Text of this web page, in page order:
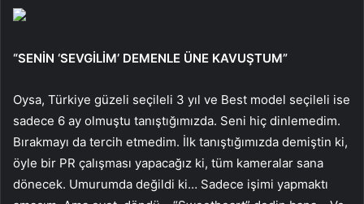
“SENİN ‘SEVGİLİM’ DEMENLE ÜNE KAVUŞTUM”
Oysa, Türkiye güzeli seçileli 3 yıl ve Best model seçileli ise
sadece 6 ay olmuştu tanıştığımızda. Seni hiç dinlemedim.
Bırakmayı da tercih etmedim. İlk tanıştığımızda demiştin ki,
öyle bir PR çalışması yapacağız ki, tüm kameralar sana
dönecek. Umurumda değildi ki… Sadece işimi yapmaktı